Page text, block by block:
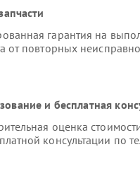
гарантия на
от повторных
и бесплатная
оценка
консультации по